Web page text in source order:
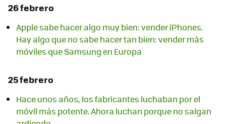
26 febrero
Apple sabe hacer algo muy bien: vender iPhones.
Hay algo que no sabe hacer tan bien: vender más
móviles que Samsung en Europa
25 febrero
Hace unos años, los fabricantes luchaban por el
móvil más potente. Ahora luchan porque no salgan